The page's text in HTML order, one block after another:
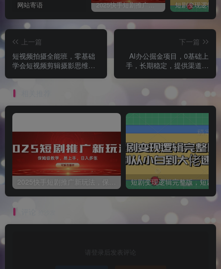
网站寄语 2025快手短剧推广新玩法，保姆级教学，日入多张，可矩阵操作
上一篇
短视频拍摄全能班，零基础
学会短视频剪辑摄影思维逻
下一篇
AI办公掘金项目，0基础上
手，长期稳定，提供渠道，
2025快手短剧推广新玩法，保姆级教学，日入多张，可矩阵操作
请登录后发表评论